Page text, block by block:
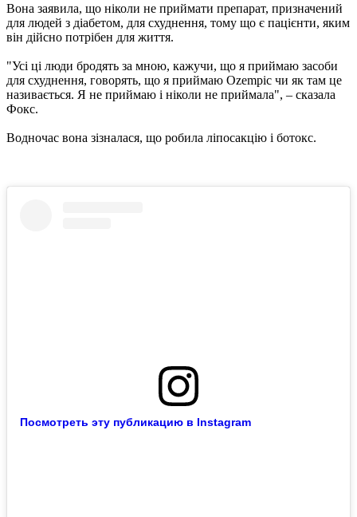
Вона заявила, що ніколи не приймати препарат, призначений
для людей з діабетом, для схуднення, тому що є пацієнти, яким
він дійсно потрібен для життя.
"Усі ці люди бродять за мною, кажучи, що я приймаю засоби
для схуднення, говорять, що я приймаю Ozempic чи як там це
називається. Я не приймаю і ніколи не приймала", – сказала
Фокс.
Водночас вона зізналася, що робила ліпосакцію і ботокс.
Посмотреть эту публикацию в Instagram